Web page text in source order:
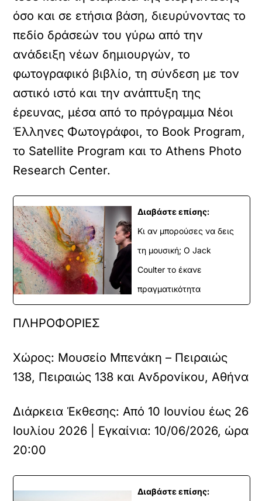
όσο και σε ετήσια βάση, διευρύνοντας το
πεδίο δράσεών του γύρω από την
ανάδειξη νέων δημιουργών, το
φωτογραφικό βιβλίο, τη σύνδεση με τον
αστικό ιστό και την ανάπτυξη της
έρευνας, μέσα από το πρόγραμμα Νέοι
Έλληνες Φωτογράφοι, το Book Program,
το Satellite Program και το Athens Photo
Research Center.
Διαβάστε επίσης:
Κι αν μπορούσες να δεις
τη μουσική; Ο Jack
Coulter το έκανε
πραγματικότητα
ΠΛΗΡΟΦΟΡΙΕΣ
Χώρος: Μουσείο Μπενάκη – Πειραιώς
138, Πειραιώς 138 και Ανδρονίκου, Αθήνα
Διάρκεια Έκθεσης:Από 10 Ιουνίου έως 26
Ιουλίου 2026 | Εγκαίνια: 10/06/2026, ώρα
20:00
Διαβάστε επίσης: